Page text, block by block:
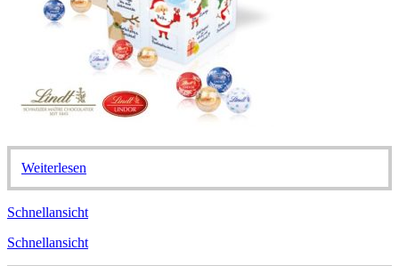
Weiterlesen
Schnellansicht
Schnellansicht